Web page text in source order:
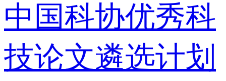
中国科协优秀科
技论文遴选计划